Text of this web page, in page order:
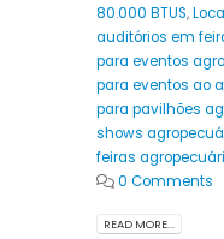
80.000 BTUS,
auditórios em
para eventos
para eventos ao
para pavilhões
shows
feiras
0 Comments
READ MORE...